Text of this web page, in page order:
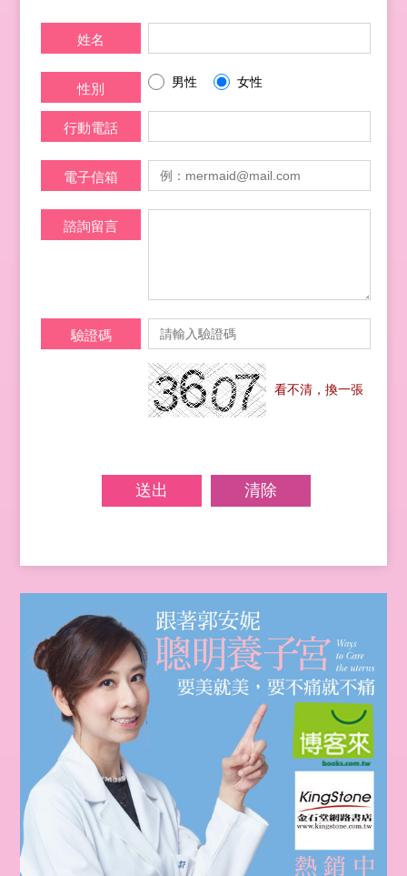
姓名
性別 男性 女性
行動電話
電子信箱
諮詢留言
驗證碼
看不清，換一張
送出 清除